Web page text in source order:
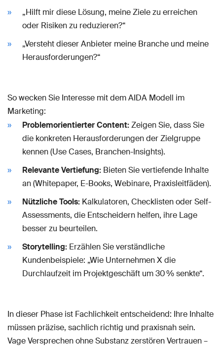
„Hilft mir diese Lösung, meine Ziele zu erreichen
oder Risiken zu reduzieren?“
„Versteht dieser Anbieter meine Branche und meine
Herausforderungen?“
So wecken Sie Interesse mit dem AIDA Modell im
Marketing:
Problemorientierter Content:Zeigen Sie, dass Sie
die konkreten Herausforderungen der Zielgruppe
kennen (Use Cases, Branchen-Insights).
Relevante Vertiefung: Bieten Sie vertiefende Inhalte
an (Whitepaper, E-Books, Webinare, Praxisleitfäden).
Nützliche Tools: Kalkulatoren, Checklisten oder Self-
Assessments, die Entscheidern helfen, ihre Lage
besser zu beurteilen.
Storytelling: Erzählen Sie verständliche
Kundenbeispiele: „Wie Unternehmen X die
Durchlaufzeit im Projektgeschäft um 30 % senkte“.
In dieser Phase ist Fachlichkeit entscheidend: Ihre Inhalte
müssen präzise, sachlich richtig und praxisnah sein.
Vage Versprechen ohne Substanz zerstören Vertrauen –